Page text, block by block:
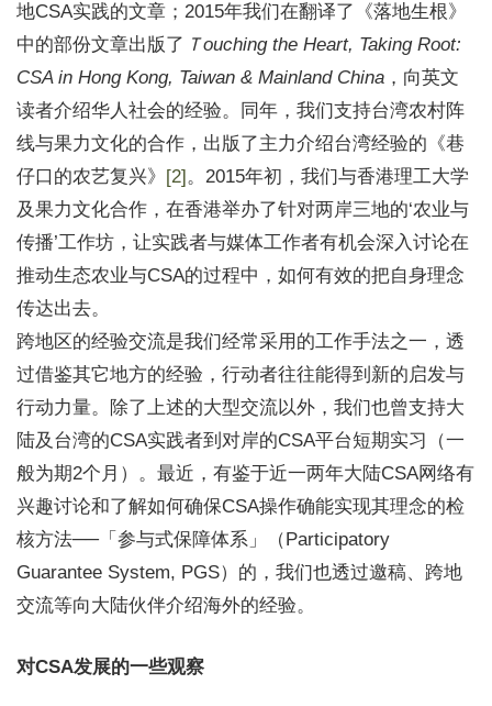
地CSA实践的文章；2015年我们在翻译了《落地生根》
中的部份文章出版了 Ｔouching the Heart, Taking Root:
CSA in Hong Kong, Taiwan & Mainland China ，向英文
读者介绍华人社会的经验。同年，我们支持台湾农村阵
线与果力文化的合作，出版了主力介绍台湾经验的《巷
仔口的农艺复兴》 [2] 。2015年初，我们与香港理工大学
及果力文化合作，在香港举办了针对两岸三地的‘农业与
传播’工作坊，让实践者与媒体工作者有机会深入讨论在
推动生态农业与CSA的过程中，如何有效的把自身理念
传达出去。
跨地区的经验交流是我们经常采用的工作手法之一，透
过借鉴其它地方的经验，行动者往往能得到新的启发与
行动力量。除了上述的大型交流以外，我们也曾支持大
陆及台湾的CSA实践者到对岸的CSA平台短期实习（一
般为期2个月）。最近，有鉴于近一两年大陆CSA网络有
兴趣讨论和了解如何确保CSA操作确能实现其理念的检
核方法──「参与式保障体系」（Participatory
Guarantee System, PGS）的，我们也透过邀稿、跨地
交流等向大陆伙伴介绍海外的经验。
对CSA发展的一些观察